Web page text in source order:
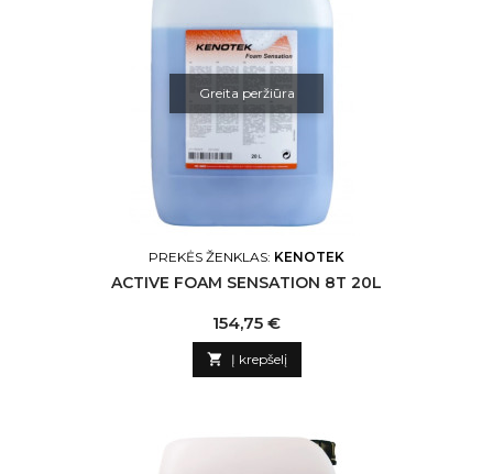
Greita peržiūra
PREKĖS ŽENKLAS: KENOTEK
ACTIVE FOAM SENSATION 8T 20L
Kaina
154,75 €
 Į krepšelį